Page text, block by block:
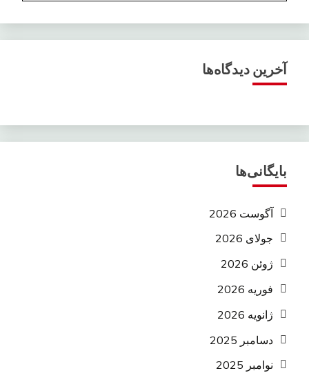
آخرین دیدگاه‌ها
بایگانی‌ها
آگوست 2026
جولای 2026
ژوئن 2026
فوریه 2026
ژانویه 2026
دسامبر 2025
نوامبر 2025